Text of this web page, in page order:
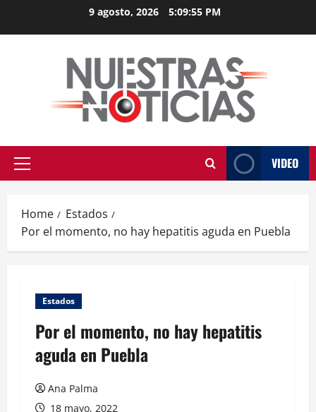
9 agosto, 2026 5:09:56 PM
Primary
VIDEO
Home
Estados
Por el momento, no hay hepatitis aguda en Puebla
Estados
Por el momento, no hay hepatitis
aguda en Puebla
Ana Palma
18 mayo, 2022